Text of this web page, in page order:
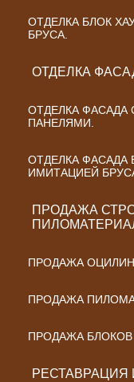
ОТДЕЛКА БЛОК
БРУСА.
ОТДЕЛКА
ОТДЕЛКА ФАСАДА
ПАНЕЛЯМИ.
ОТДЕЛКА ФАСАДА
ИМИТАЦИЕЙ
ПРОДАЖА
ПРОДАЖА
ПРОДАЖА
ПРОДАЖА БЛОКОВ
РЕСТАВРАЦИЯ